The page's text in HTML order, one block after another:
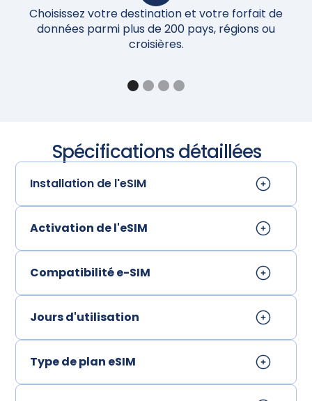
Choisissez votre destination et votre forfait de
données parmi plus de 200 pays, régions ou
croisières.
Spécifications détaillées
Installation de l'eSIM
Activation de l'eSIM
Compatibilité e-SIM
Jours d'utilisation
Type de plan eSIM